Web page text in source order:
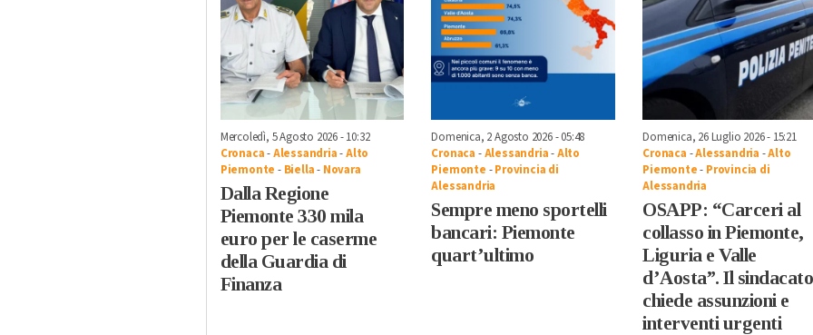
Mercoledì, 5 Agosto 2026 - 10:32
Cronaca-Alessandria-Alto
Piemonte - Biella- Novara
Dalla Regione
Piemonte 330 mila
euro per le caserme
della Guardia di
Finanza
Domenica, 2 Agosto 2026 - 05:48
Cronaca -Alessandria-Alto
Piemonte -Provincia di
Alessandria
Sempre meno sportelli
bancari: Piemonte
quart’ultimo
Domenica, 26 Luglio 2026 - 15:21
Cronaca -Alessandria -Alto
Piemonte- Provincia di
Alessandria
OSAPP: “Carceri al
collasso in Piemonte,
Liguria e Valle
d’Aosta”. Il sindacato
chiede assunzioni e
interventi urgenti